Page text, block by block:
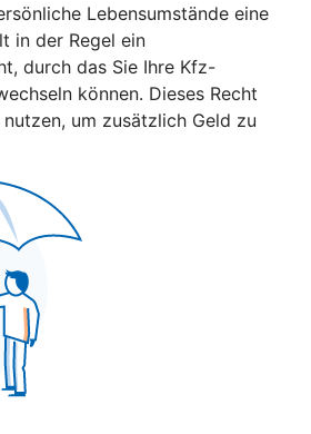
Lebensumstände eine
in der Regel ein
durch das Sie Ihre Kfz-
können. Dieses Recht
um zusätzlich Geld zu